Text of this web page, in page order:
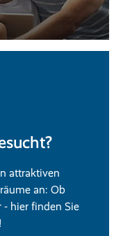
attraktiven
an: Ob
- hier finden Sie